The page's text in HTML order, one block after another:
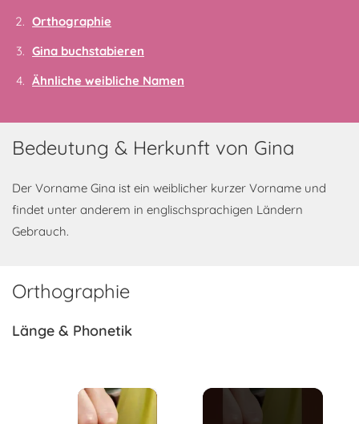
Orthographie
Gina buchstabieren
Ähnliche weibliche Namen
Bedeutung & Herkunft von Gina
Der Vorname Gina ist ein weiblicher kurzer Vorname und
findet unter anderem in englischsprachigen Ländern
Gebrauch.
Orthographie
Länge & Phonetik
×